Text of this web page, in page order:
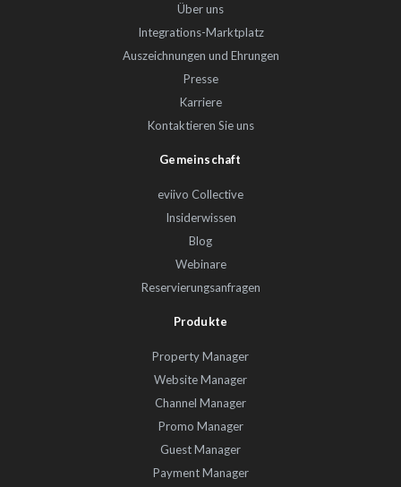
Über uns
Integrations-Marktplatz
Auszeichnungen und Ehrungen
Presse
Karriere
Kontaktieren Sie uns
Gemeinschaft
eviivo Collective
Insiderwissen
Blog
Webinare
Reservierungsanfragen
Produkte
Property Manager
Website Manager
Channel Manager
Promo Manager
Guest Manager
Payment Manager